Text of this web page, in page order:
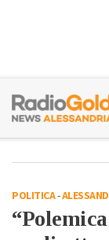
POLITICA-
“Polemica